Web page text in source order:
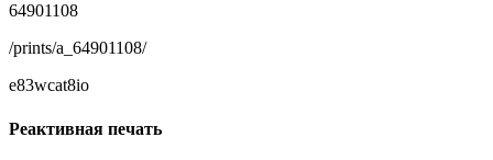
64901108
/prints/a_64901108/
e83wcat8io
Реактивная печать